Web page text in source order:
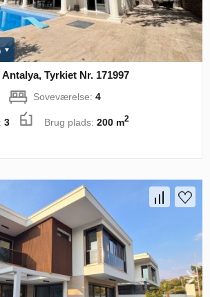
Tyrkiet Nr. 171997
Soveværelse:4
3 Brug plads:200 m2